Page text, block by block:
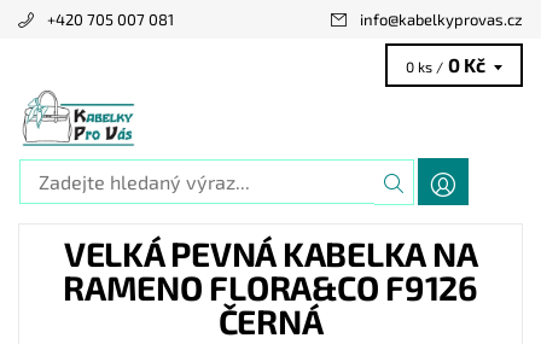
+420 705 007 081 info@kabelkyprovas.cz
0 ks / 0 Kč
VELKÁ PEVNÁ KABELKA NA
RAMENO FLORA&CO F9126
ČERNÁ